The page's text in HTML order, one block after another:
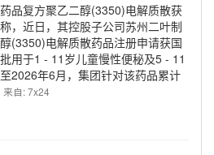
品复方聚乙二醇(3350)电解质散获
，近日，其控股子公司苏州二叶制
(3350)电解质散药品注册申请获国
用于1 - 11岁儿童慢性便秘及5 - 11
2026年6月，集团针对该药品累计
来自: 7x24